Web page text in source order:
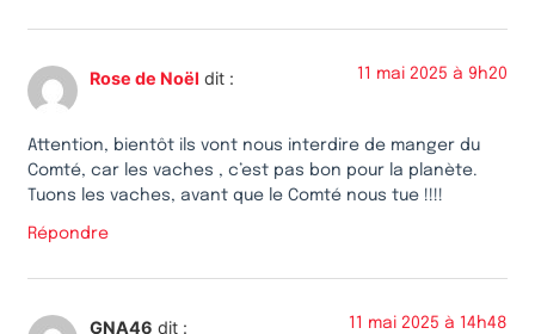
Rose de Noël dit : 11 mai 2025 à 9h20
Attention, bientôt ils vont nous interdire de manger du
Comté, car les vaches , c’est pas bon pour la planète.
Tuons les vaches, avant que le Comté nous tue !!!!
Répondre
GNA46 dit : 11 mai 2025 à 14h48